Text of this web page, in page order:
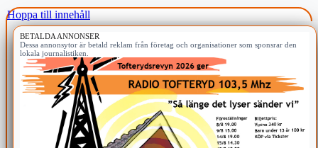
Hoppa till innehåll
BETALDA ANNONSER
Dessa annonsytor är betald reklam från företag och organisationer som sponsrar den
lokala journalistiken.